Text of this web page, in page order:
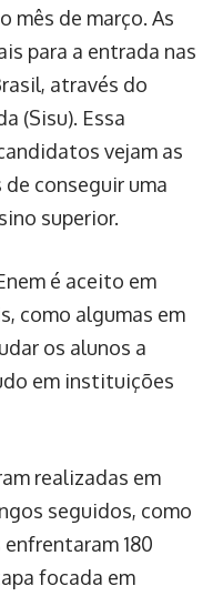
mês de março. As
para a entrada nas
através do
(Sisu). Essa
vejam as
conseguir uma
superior.
é aceito em
como algumas em
os alunos a
em instituições
realizadas em
seguidos, como
180
focada em